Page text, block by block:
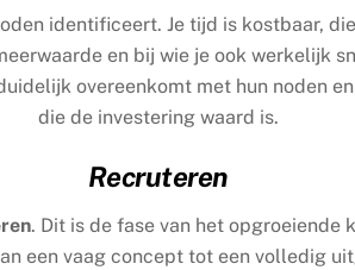
identificeert. Je tijd is kostbaar,
en bij wie je ook werkelijk
overeenkomt met hun noden
die de investering waard is.
Recruteren
. Dit is de fase van het opgroeiende
een vaag concept tot een volledig